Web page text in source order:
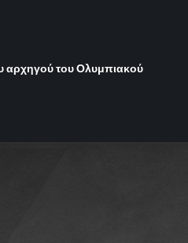
αρχηγού του Ολυμπιακού